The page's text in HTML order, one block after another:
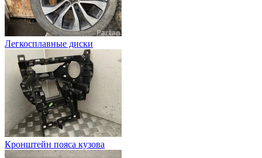
Легкосплавные диски
Кронштейн пояса кузова